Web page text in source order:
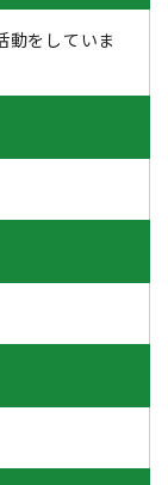
動をしていま